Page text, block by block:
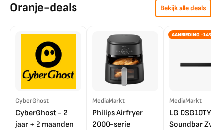
Oranje-deals Bekijk alle deals
CyberGhost
CyberGhost - 2
jaar + 2 maanden
MediaMarkt
Philips Airfryer
2000-serie
AANBIEDING -14%
MediaMarkt
LG DSG10TY
Soundbar